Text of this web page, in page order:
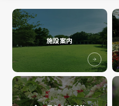
施設案内